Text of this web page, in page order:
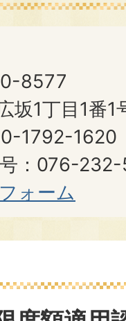
8577
坂1丁目1番1
1792-1620
：076-
ォーム